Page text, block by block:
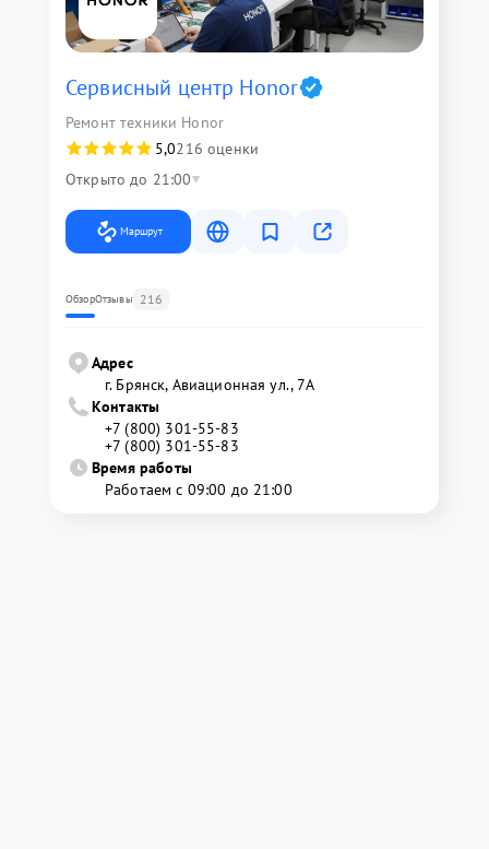
Сервисный центр Honor
Ремонт техники Honor
5,0216 оценки
Открыто до 21:00
Маршрут
ОбзорОтзывы 216
Адрес
г. Брянск, Авиационная ул., 7А
Контакты
+7 (800) 301-55-83
+7 (800) 301-55-83
Время работы
Работаем с 09:00 до 21:00